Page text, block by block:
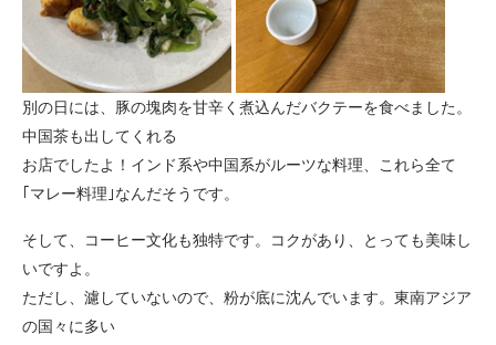
別の日には、豚の塊肉を甘辛く煮込んだバクテーを食べました。
中国茶も出してくれる
お店でしたよ！インド系や中国系がルーツな料理、これら全て
｢マレー料理｣なんだそうです。
そして、コーヒー文化も独特です。コクがあり、とっても美味し
いですよ。
ただし、濾していないので、粉が底に沈んでいます。東南アジア
の国々に多い